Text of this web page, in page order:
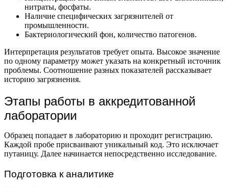
нитраты, фосфаты.
Наличие специфических загрязнителей от
промышленности.
Бактериологический фон, количество патогенов.
Интерпретация результатов требует опыта. Высокое значение
по одному параметру может указать на конкретный источник
проблемы. Соотношение разных показателей рассказывает
историю загрязнения.
Этапы работы в аккредитованной
лаборатории
Образец попадает в лабораторию и проходит регистрацию.
Каждой пробе присваивают уникальный код. Это исключает
путаницу. Далее начинается непосредственно исследование.
Подготовка к аналитике